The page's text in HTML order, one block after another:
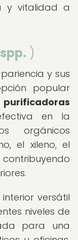
y vitalidad a
)
y sus
popular
en la
orgánicos
el xileno, el
versátil
niveles de
para una